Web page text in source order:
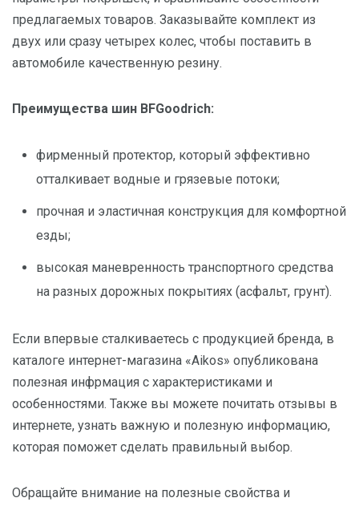
предлагаемых товаров. Заказывайте комплект из
двух или сразу четырех колес, чтобы поставить в
автомобиле качественную резину.
Преимущества шин BFGoodrich:
фирменный протектор, который эффективно
отталкивает водные и грязевые потоки;
прочная и эластичная конструкция для комфортной
езды;
высокая маневренность транспортного средства
на разных дорожных покрытиях (асфальт, грунт).
Если впервые сталкиваетесь с продукцией бренда, в
каталоге интернет-магазина «Aikos» опубликована
полезная инфрмация с характеристиками и
особенностями. Также вы можете почитать отзывы в
интернете, узнать важную и полезную информацию,
которая поможет сделать правильный выбор.
Обращайте внимание на полезные свойства и